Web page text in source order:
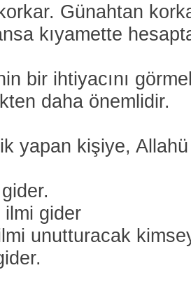
Günahtan
kıyamette
bir ihtiyacını
daha önemlidir.
yapan kişiye,
ilmi gider
unutturacak